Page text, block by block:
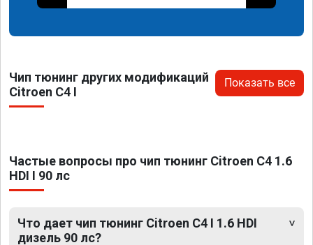
Чип тюнинг других модификаций
Citroen C4 I
Показать все
Частые вопросы про чип тюнинг Citroen C4 1.6
HDI I 90 лс
Что дает чип тюнинг Citroen C4 I 1.6 HDI
дизель 90 лс?